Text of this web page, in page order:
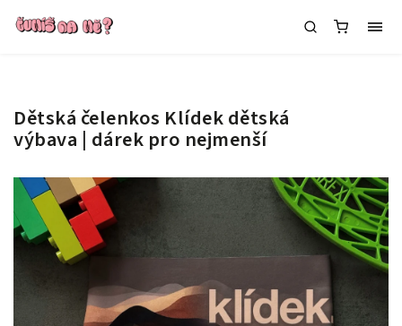
Dětská čelenkos Klídekdětská
výbava | dárek pro nejmenší